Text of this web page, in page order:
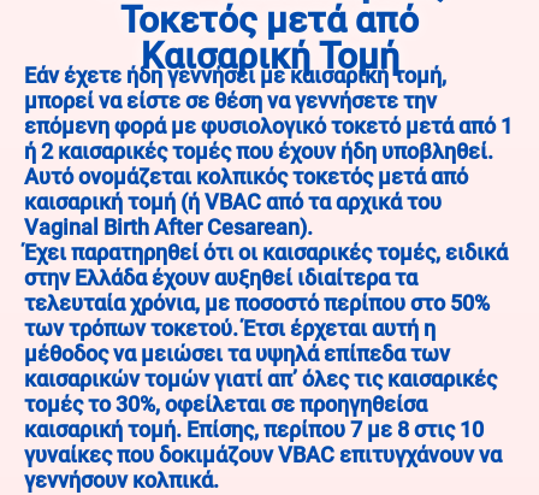
Τοκετός μετά από
Καισαρική Τομή
Εάν έχετε ήδη γεννήσει με καισαρική τομή,
μπορεί να είστε σε θέση να γεννήσετε την
επόμενη φορά με φυσιολογικό τοκετό μετά από 1
ή 2 καισαρικές τομές που έχουν ήδη υποβληθεί.
Αυτό ονομάζεται κολπικός τοκετός μετά από
καισαρική τομή (ή VBAC από τα αρχικά του
Vaginal Birth After Cesarean).
Έχει παρατηρηθεί ότι οι καισαρικές τομές, ειδικά
στην Ελλάδα έχουν αυξηθεί ιδιαίτερα τα
τελευταία χρόνια, με ποσοστό περίπου στο 50%
των τρόπων τοκετού. Έτσι έρχεται αυτή η
μέθοδος να μειώσει τα υψηλά επίπεδα των
καισαρικών τομών γιατί απ’ όλες τις καισαρικές
τομές το 30%, οφείλεται σε προηγηθείσα
καισαρική τομή. Επίσης, περίπου 7 με 8 στις 10
γυναίκες που δοκιμάζουν VBAC επιτυγχάνουν να
γεννήσουν κολπικά.